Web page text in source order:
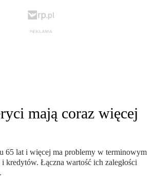
mają coraz więcej
65 lat i więcej ma problemy w terminowym
kredytów. Łączna wartość ich zaległości